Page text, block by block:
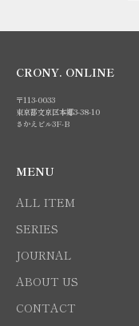
CRONY. ONLINE
〒113-0033
東京都文京区本郷3-38-10
さかえビル3F-B
MENU
ALL ITEM
SERIES
JOURNAL
ABOUT US
CONTACT